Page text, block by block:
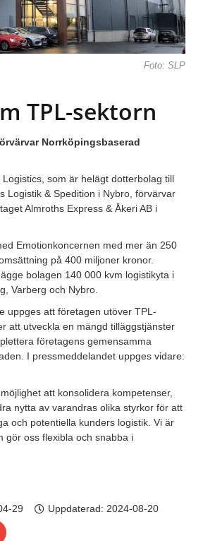
Foto: SLP
TPL-sektorn
Norrköpingsbaserad
som är helägt dotterbolag till
Logistik & Spedition i Nybro, förvärvar
Almroths Express & Åkeri AB i
Emotionkoncernen med mer än 250
på 400 miljoner kronor.
bolagen 140 000 kvm logistikyta i
Varberg och Nybro.
uppges att företagen utöver TPL-
att utveckla en mängd tilläggstjänster
företagens gemensamma
I pressmeddelandet uppges vidare:
att konsolidera kompetenser,
nytta av varandras olika styrkor för att
och potentiella kunders logistik. Vi är
gör oss flexibla och snabba i
29 Uppdaterad: 2024-08-20